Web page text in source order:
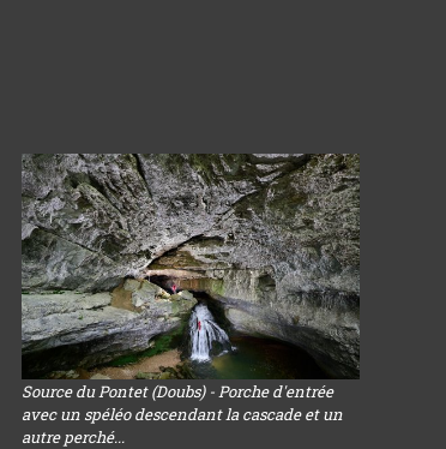
Source du Pontet (Doubs) - Porche d'entrée
avec un spéléo descendant la cascade et un
autre perché...